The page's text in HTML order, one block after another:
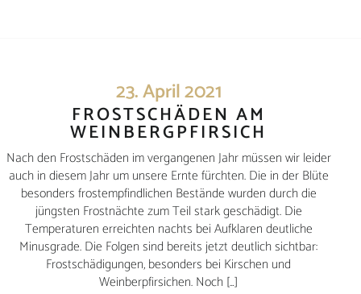
23. April 2021
FROSTSCHÄDEN AM
WEINBERGPFIRSICH
Nach den Frostschäden im vergangenen Jahr müssen wir leider
auch in diesem Jahr um unsere Ernte fürchten. Die in der Blüte
besonders frostempfindlichen Bestände wurden durch die
jüngsten Frostnächte zum Teil stark geschädigt. Die
Temperaturen erreichten nachts bei Aufklaren deutliche
Minusgrade. Die Folgen sind bereits jetzt deutlich sichtbar:
Frostschädigungen, besonders bei Kirschen und
Weinberpfirsichen. Noch […]